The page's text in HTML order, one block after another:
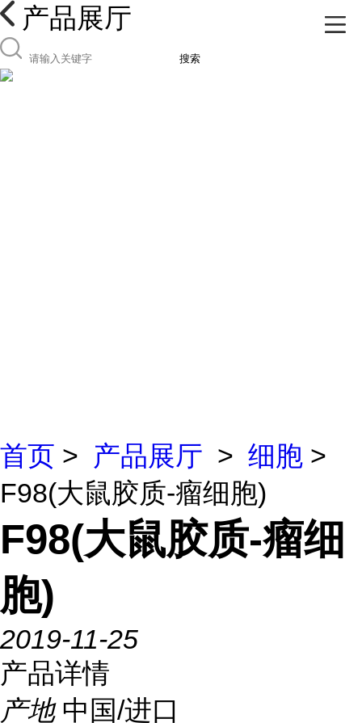
产品展厅
搜索
首页 > 产品展厅 > 细胞 >
F98(大鼠胶质-瘤细胞)
F98(大鼠胶质-瘤细
胞)
2019-11-25
产品详情
产地 中国/进口